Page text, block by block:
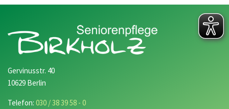
Gervinusstr. 40
10629 Berlin
Telefon: 030 / 38 39 58 - 0